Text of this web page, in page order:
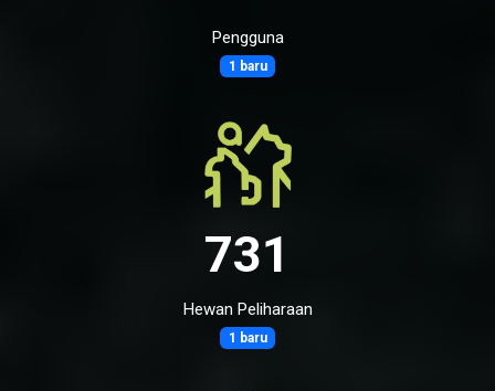
Pengguna
1 baru
731
Hewan Peliharaan
1 baru